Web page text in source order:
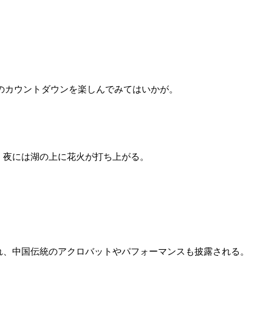
ウントダウンを楽しんでみてはいかが。
には湖の上に花火が打ち上がる。
中国伝統のアクロバットやパフォーマンスも披露される。